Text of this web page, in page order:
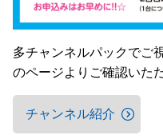
多チャンネルパックでご
のページよりご確認いた
チャンネル紹介